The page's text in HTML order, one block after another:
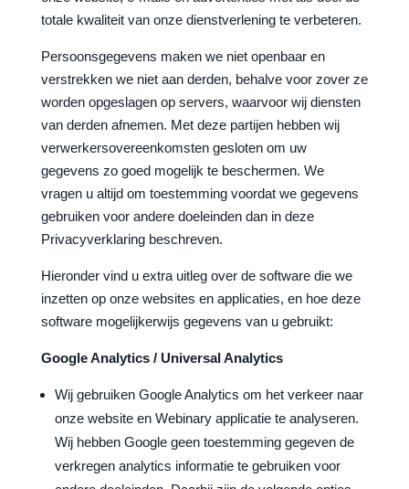
totale kwaliteit van onze dienstverlening te verbeteren.
Persoonsgegevens maken we niet openbaar en
verstrekken we niet aan derden, behalve voor zover ze
worden opgeslagen op servers, waarvoor wij diensten
van derden afnemen. Met deze partijen hebben wij
verwerkersovereenkomsten gesloten om uw
gegevens zo goed mogelijk te beschermen. We
vragen u altijd om toestemming voordat we gegevens
gebruiken voor andere doeleinden dan in deze
Privacyverklaring beschreven.
Hieronder vind u extra uitleg over de software die we
inzetten op onze websites en applicaties, en hoe deze
software mogelijkerwijs gegevens van u gebruikt:
Google Analytics / Universal Analytics
Wij gebruiken Google Analytics om het verkeer naar
onze website en Webinary applicatie te analyseren.
Wij hebben Google geen toestemming gegeven de
verkregen analytics informatie te gebruiken voor